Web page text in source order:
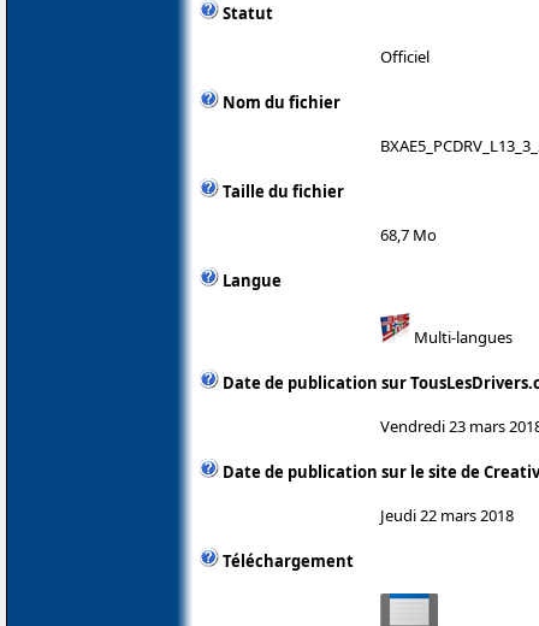
Statut
Officiel
Nom du fichier
Taille du fichier
68,7 Mo
Langue
Multi-langues
Date de publication sur
Vendredi 23 mars
Date de publication sur le site de
Jeudi 22 mars 2018
Téléchargement